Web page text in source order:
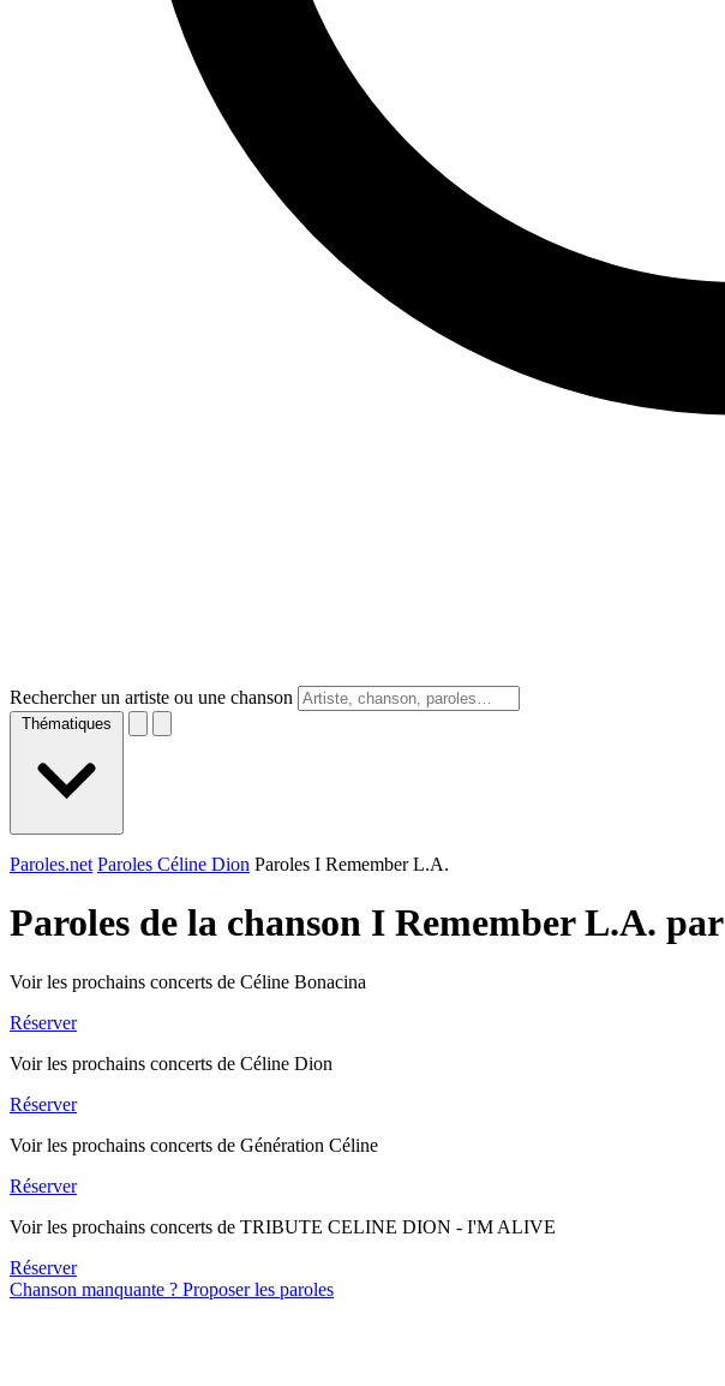
Rechercher un artiste ou une chanson
Thématiques
Paroles.net Paroles Céline Dion Paroles I Remember L.A.
Paroles de la chanson I Remember L.A. par
Voir les prochains concerts de Céline Bonacina
Réserver
Voir les prochains concerts de Céline Dion
Réserver
Voir les prochains concerts de Génération Céline
Réserver
Voir les prochains concerts de TRIBUTE CELINE DION - I'M ALIVE
Réserver
Chanson manquante ? Proposer les paroles